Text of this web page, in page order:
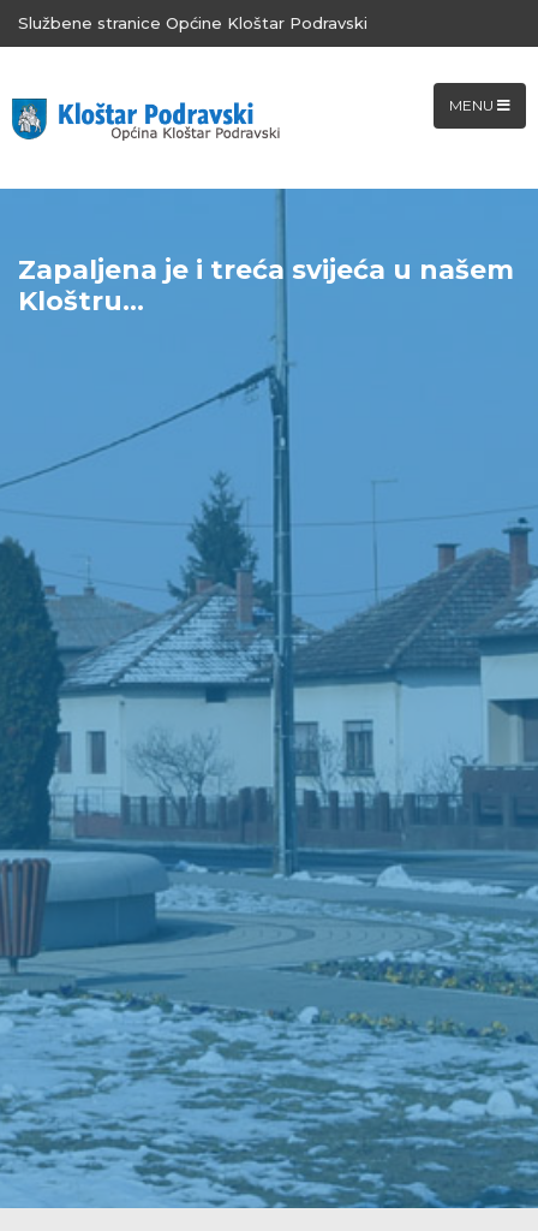
Službene stranice Općine Kloštar Podravski
MENU
Zapaljena je i treća svijeća u našem
Kloštru...